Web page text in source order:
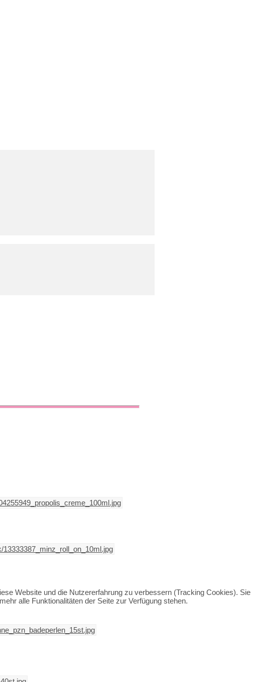
Website und die Nutzererfahrung zu verbessern (Tracking Cookies). Sie
alle Funktionalitäten der Seite zur Verfügung stehen.